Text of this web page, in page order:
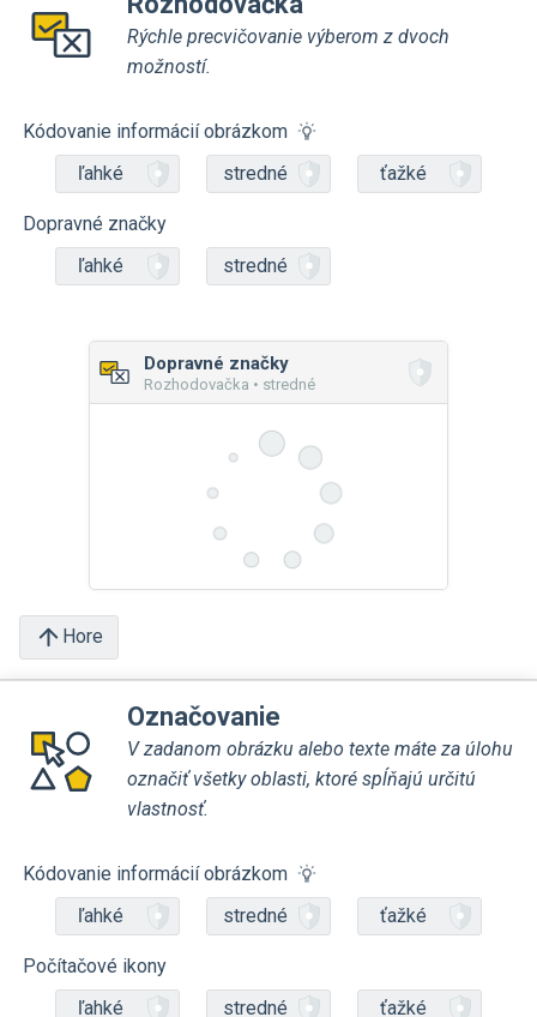
Rýchle precvičovanie výberom z dvoch
možností.
Kódovanie informácií obrázkom
ľahké
stredné ťažké
Dopravné značky
ľahké
stredné
Dopravné značky
Rozhodovačka • stredné
Hore
Označovanie
V zadanom obrázku alebo texte máte za úlohu
označiť všetky oblasti, ktoré spĺňajú určitú
vlastnosť.
Kódovanie informácií obrázkom
ľahké
stredné ťažké
Počítačové ikony
ľahké
stredné ťažké